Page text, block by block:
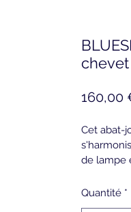
chevet
160,00
Cet abat-
de lampe
lampe 50
(l'abat-
Quantité *